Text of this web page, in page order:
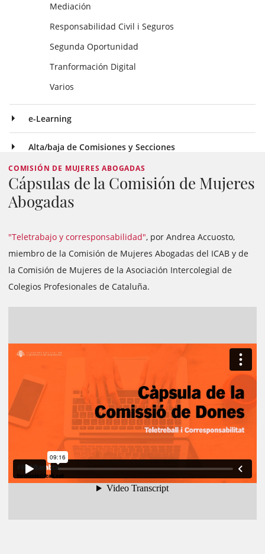
Mediación
Responsabilidad Civil i Seguros
Segunda Oportunidad
Tranformación Digital
Varios
e-Learning
Alta/baja de Comisiones y Secciones
COMISIÓN DE MUJERES ABOGADAS
Cápsulas de la Comisión de Mujeres
Abogadas
"Teletrabajo y corresponsabilidad", por Andrea Accuosto,
miembro de la Comisión de Mujeres Abogadas del ICAB y de
la Comisión de Mujeres de la Asociación Intercolegial de
Colegios Profesionales de Cataluña.